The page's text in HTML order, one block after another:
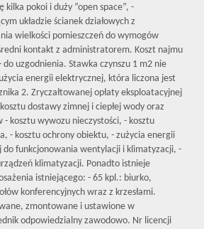
kilka pokoi i duży ”open space”, -
układzie ścianek działowych z
wielkości pomieszczeń do wymogów
kontakt z administratorem. Koszt najmu
uzgodnienia. Stawka czynszu 1 m2 nie
energii elektrycznej, która liczona jest
2. Zryczałtowanej opłaty eksploatacyjnej
dostawy zimnej i ciepłej wody oraz
- kosztu wywozu nieczystości, - kosztu
- kosztu ochrony obiektu, - zużycia energii
funkcjonowania wentylacji i klimatyzacji, -
klimatyzacji. Ponadto istnieje
istniejącego: - 65 kpl.: biurko,
konferencyjnych wraz z krzesłami.
zmontowane i ustawione w
odpowiedzialny zawodowo. Nr licencji